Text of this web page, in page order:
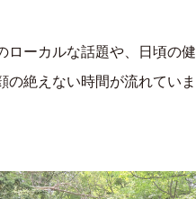
ローカルな話題や、日頃の健
の絶えない時間が流れていま